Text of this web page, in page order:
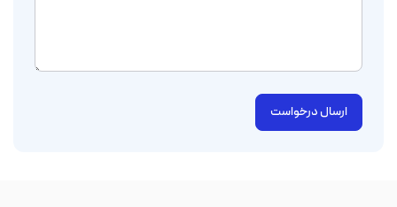
ارسال درخواست